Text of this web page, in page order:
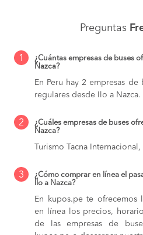
Preguntas
1
¿Cuántas empresas de buses
Nazca?
En Peru hay 2 empresas
regulares desde Ilo a Nazca.
2
¿Cuáles empresas de buses
Nazca?
Turismo Tacna Internacional,
3
¿Cómo comprar en línea el
Ilo a Nazca?
En kupos.pe te
en línea los precios,
de las empresas de